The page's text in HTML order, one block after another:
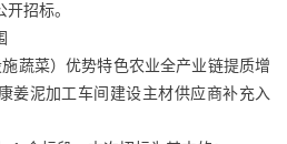
招标。
蔬菜）优势特色农业全产业链提质增
姜泥加工车间建设主材供应商补充入